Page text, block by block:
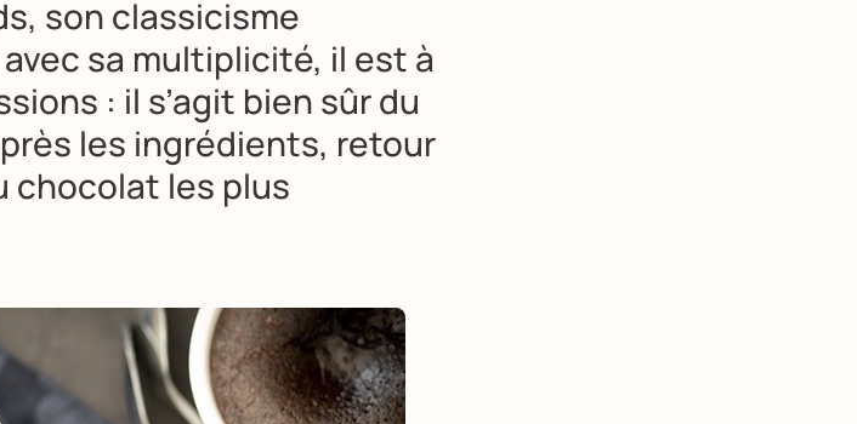
son classicisme
sa multiplicité, il est à
: il s’agit bien sûr du
les ingrédients, retour
chocolat les plus